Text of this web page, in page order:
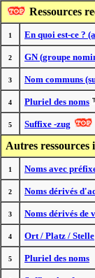
Ressources
1 En quoi est-ce ?
2 GN (groupe
3 Nom communs
4 Pluriel des noms
5 Suffixe -zug
Autres
1 Noms avec
2 Noms dérivés
3 Noms dérivés de
4 Ort / Platz / Stelle
5 Pluriel des noms